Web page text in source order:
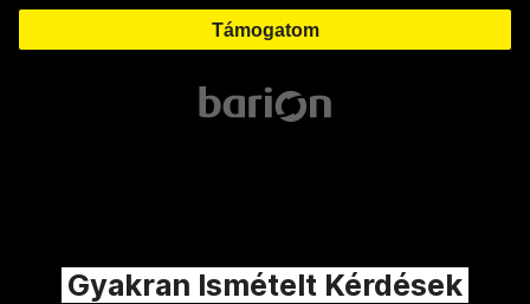
Gyakran Ismételt Kérdések